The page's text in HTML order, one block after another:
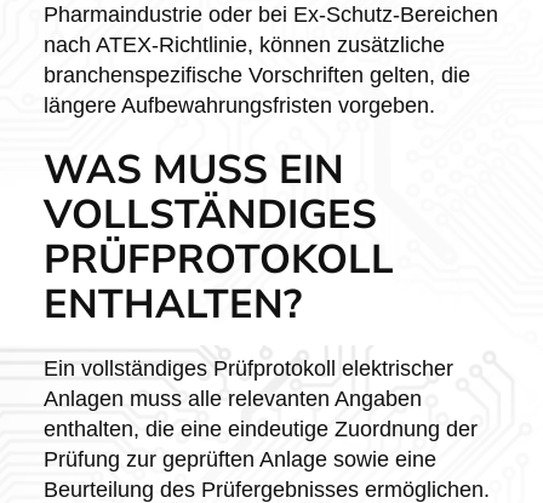
Pharmaindustrie oder bei Ex-Schutz-Bereichen
nach ATEX-Richtlinie, können zusätzliche
branchenspezifische Vorschriften gelten, die
längere Aufbewahrungsfristen vorgeben.
WAS MUSS EIN
VOLLSTÄNDIGES
PRÜFPROTOKOLL
ENTHALTEN?
Ein vollständiges Prüfprotokoll elektrischer
Anlagen muss alle relevanten Angaben
enthalten, die eine eindeutige Zuordnung der
Prüfung zur geprüften Anlage sowie eine
Beurteilung des Prüfergebnisses ermöglichen.